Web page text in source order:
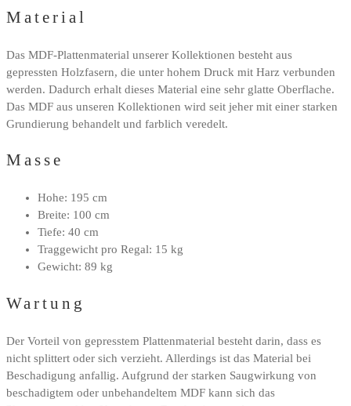
Material
Das MDF-Plattenmaterial unserer Kollektionen besteht aus
gepressten Holzfasern, die unter hohem Druck mit Harz verbunden
werden. Dadurch erhalt dieses Material eine sehr glatte Oberflache.
Das MDF aus unseren Kollektionen wird seit jeher mit einer starken
Grundierung behandelt und farblich veredelt.
Masse
Hohe: 195 cm
Breite: 100 cm
Tiefe: 40 cm
Traggewicht pro Regal: 15 kg
Gewicht: 89 kg
Wartung
Der Vorteil von gepresstem Plattenmaterial besteht darin, dass es
nicht splittert oder sich verzieht. Allerdings ist das Material bei
Beschadigung anfallig. Aufgrund der starken Saugwirkung von
beschadigtem oder unbehandeltem MDF kann sich das